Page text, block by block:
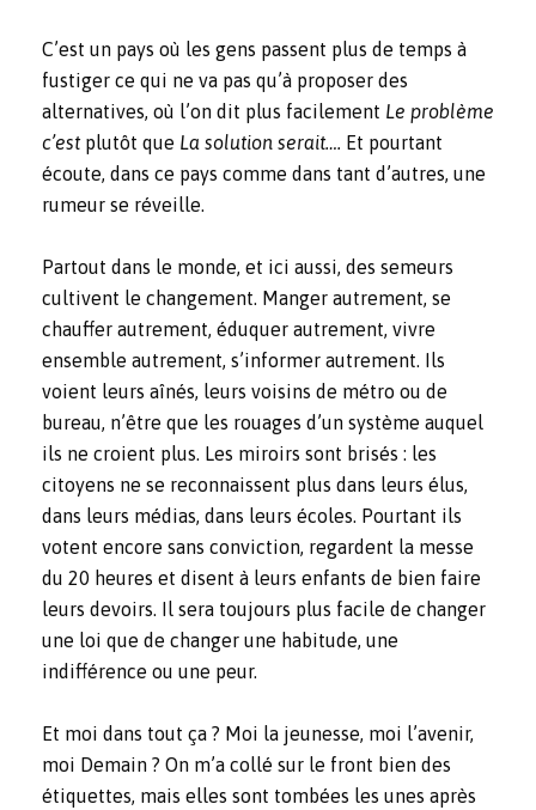
C’est un pays où les gens passent plus de temps à
fustiger ce qui ne va pas qu’à proposer des
alternatives, où l’on dit plus facilement Le problème
c’estplutôt que La solution serait…. Et pourtant
écoute, dans ce pays comme dans tant d’autres, une
rumeur se réveille.
Partout dans le monde, et ici aussi, des semeurs
cultivent le changement. Manger autrement, se
chauffer autrement, éduquer autrement, vivre
ensemble autrement, s’informer autrement. Ils
voient leurs aînés, leurs voisins de métro ou de
bureau, n’être que les rouages d’un système auquel
ils ne croient plus. Les miroirs sont brisés : les
citoyens ne se reconnaissent plus dans leurs élus,
dans leurs médias, dans leurs écoles. Pourtant ils
votent encore sans conviction, regardent la messe
du 20 heures et disent à leurs enfants de bien faire
leurs devoirs. Il sera toujours plus facile de changer
une loi que de changer une habitude, une
indifférence ou une peur.
Et moi dans tout ça ? Moi la jeunesse, moi l’avenir,
moi Demain ? On m’a collé sur le front bien des
étiquettes, mais elles sont tombées les unes après